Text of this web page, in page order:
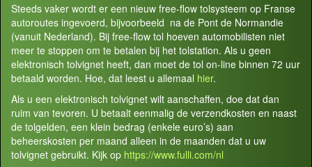
Steeds vaker wordt er een nieuw free-flow tolsysteem op Franse
autoroutes ingevoerd, bijvoorbeeld na de Pont de Normandie
(vanuit Nederland). Bij free-flow tol hoeven automobilisten niet
meer te stoppen om te betalen bij het tolstation. Als u geen
elektronisch tolvignet heeft, dan moet de tol on-line binnen 72 uur
betaald worden. Hoe, dat leest u allemaal hier.
Als u een elektronisch tolvignet wilt aanschaffen, doe dat dan
ruim van tevoren. U betaalt eenmalig de verzendkosten en naast
de tolgelden, een klein bedrag (enkele euro’s) aan
beheerskosten per maand alleen in de maanden dat u uw
tolvignet gebruikt. Kijk op https://www.fulli.com/nl